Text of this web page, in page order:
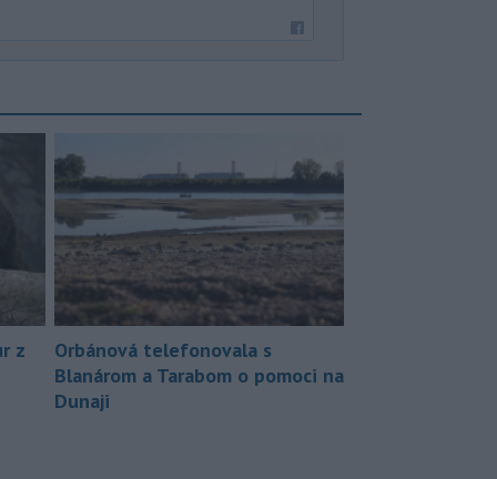
z
Orbánová telefonovala s
Blanárom a Tarabom o pomoci na
Dunaji